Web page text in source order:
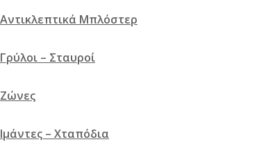
Αντικλεπτικά Μπλόστερ
Γρύλοι – Σταυροί
Ζώνες
Ιμάντες – Χταπόδια